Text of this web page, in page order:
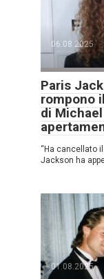
06.08.2025
Paris
rompono
di
“Ha cancellato
Jackson ha
01.08.2025